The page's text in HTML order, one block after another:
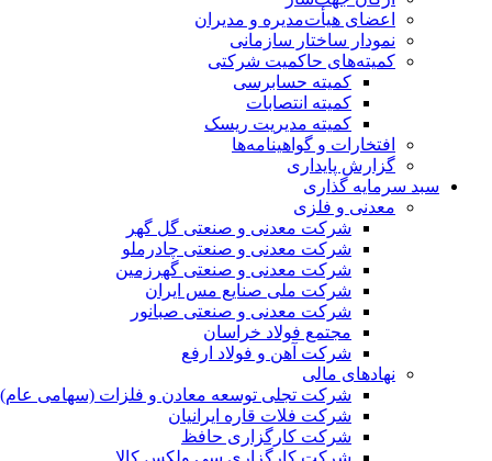
اعضای هیأت‌مدیره و مدیران
نمودار ساختار سازمانی
کمیته‌های حاکمیت شرکتی
کمیته حسابرسی
کمیته انتصابات
کمیته مدیریت ریسک
افتخارات و گواهینامه‌ها
گزارش پایداری
سبد سرمایه گذاری
معدنی و فلزی
شرکت معدنی و صنعتی گل گهر
شرکت معدنی و صنعتی چادرملو
شرکت معدنی و صنعتی گهرزمین
شرکت ملی صنایع مس ایران
شرکت معدنی و صنعتی صبانور
مجتمع فولاد خراسان
شرکت آهن و فولاد ارفع
نهادهای مالی
شرکت تجلی توسعه معادن و فلزات (سهامی عام)
شرکت فلات قاره ایرانیان
شرکت کارگزاری حافظ
شرکت کارگزاری سی ولکس کالا